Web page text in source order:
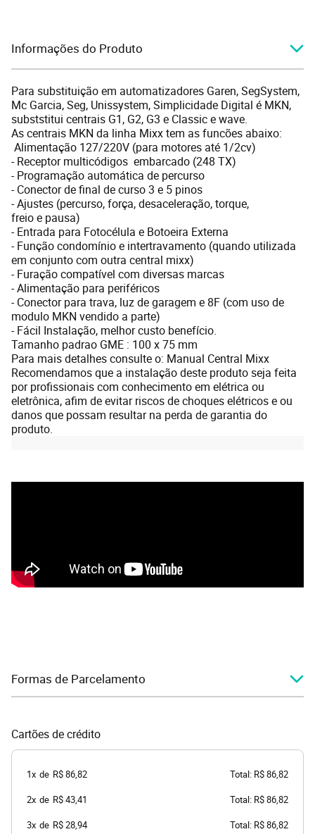
Informações do Produto
Para substituição em automatizadores Garen, SegSystem,
Mc Garcia, Seg, Unissystem, Simplicidade Digital é MKN,
subststitui centrais G1, G2, G3 e Classic e wave.
As centrais MKN da linha Mixx tem as funcões abaixo:
Alimentação 127/220V (para motores até 1/2cv)
- Receptor multicódigos embarcado (248 TX)
- Programação automática de percurso
- Conector de final de curso 3 e 5 pinos
- Ajustes (percurso, força, desaceleração, torque,
freio e pausa)
- Entrada para Fotocélula e Botoeira Externa
- Função condomínio e intertravamento (quando utilizada
em conjunto com outra central mixx)
- Furação compatível com diversas marcas
- Alimentação para periféricos
- Conector para trava, luz de garagem e 8F (com uso de
modulo MKN vendido a parte)
- Fácil Instalação, melhor custo benefício.
Tamanho padrao GME : 100 x 75 mm
Para mais detalhes consulte o: Manual Central Mixx
Recomendamos que a instalação deste produto seja feita
por profissionais com conhecimento em elétrica ou
eletrônica, afim de evitar riscos de choques elétricos e ou
danos que possam resultar na perda de garantia do
produto.
Formas de Parcelamento
Cartões de crédito
1x de R$ 86,82
Total: R$ 86,82
2x de R$ 43,41
Total: R$ 86,82
3x de R$ 28,94 Total: R$ 86,82